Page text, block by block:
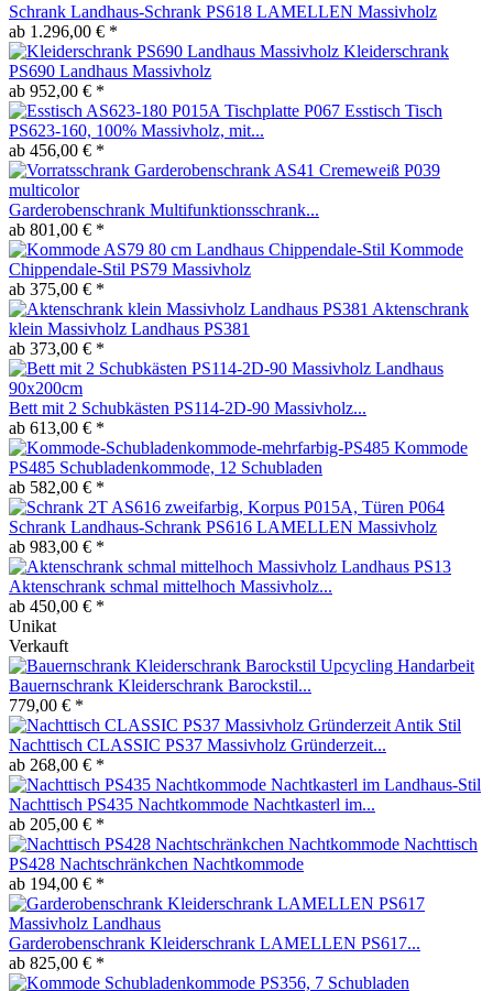
Schrank Landhaus-Schrank PS618 LAMELLEN Massivholz
ab 1.296,00 € *
Kleiderschrank
PS690 Landhaus Massivholz
ab 952,00 € *
Esstisch Tisch
PS623-160, 100% Massivholz, mit...
ab 456,00 € *
Garderobenschrank Multifunktionsschrank...
ab 801,00 € *
Kommode
Chippendale-Stil PS79 Massivholz
ab 375,00 € *
Aktenschrank
klein Massivholz Landhaus PS381
ab 373,00 € *
Bett mit 2 Schubkästen PS114-2D-90 Massivholz...
ab 613,00 € *
Kommode
PS485 Schubladenkommode, 12 Schubladen
ab 582,00 € *
Schrank Landhaus-Schrank PS616 LAMELLEN Massivholz
ab 983,00 € *
Aktenschrank schmal mittelhoch Massivholz...
ab 450,00 € *
Unikat
Verkauft
Bauernschrank Kleiderschrank Barockstil...
779,00 € *
Nachttisch CLASSIC PS37 Massivholz Gründerzeit...
ab 268,00 € *
Nachttisch PS435 Nachtkommode Nachtkasterl im...
ab 205,00 € *
Nachttisch
PS428 Nachtschränkchen Nachtkommode
ab 194,00 € *
Garderobenschrank Kleiderschrank LAMELLEN PS617...
ab 825,00 € *